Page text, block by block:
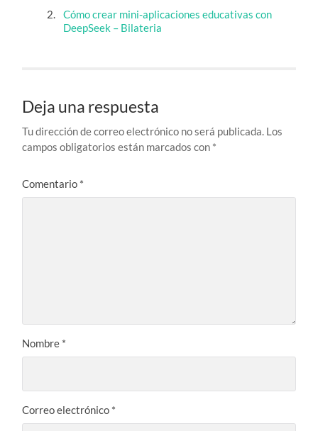
Cómo crear mini-aplicaciones educativas con
DeepSeek – Bilateria
Deja una respuesta
Tu dirección de correo electrónico no será publicada. Los
campos obligatorios están marcados con *
Comentario *
Nombre *
Correo electrónico *